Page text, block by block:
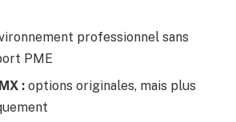
professionnel sans
PME
: options originales, mais plus